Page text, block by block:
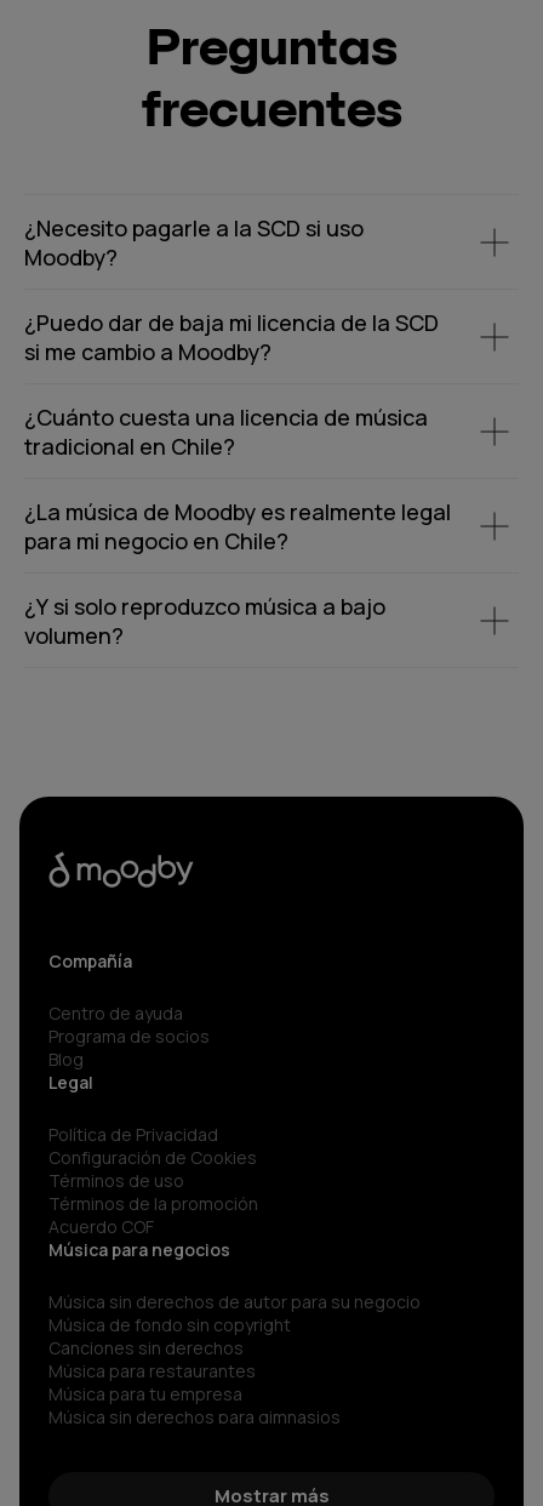
Preguntas
frecuentes
¿Necesito pagarle a la SCD si uso
Moodby?
¿Puedo dar de baja mi licencia de la SCD
si me cambio a Moodby?
¿Cuánto cuesta una licencia de música
tradicional en Chile?
¿La música de Moodby es realmente legal
para mi negocio en Chile?
¿Y si solo reproduzco música a bajo
volumen?
Compañía
Centro de ayuda
Programa de socios
Blog
Legal
Política de Privacidad
Configuración de Cookies
Términos de uso
Términos de la promoción
Acuerdo COF
Música para negocios
Música sin derechos de autor para su negocio
Música de fondo sin copyright
Canciones sin derechos
Música para restaurantes
Música para tu empresa
Música sin derechos para gimnasios
Sonidos sin copyrightMostrar más